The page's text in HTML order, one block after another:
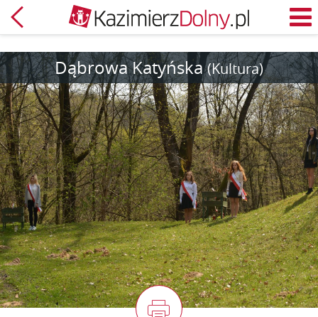
Zpět
Dąbrowa Katyńska(Kultura)